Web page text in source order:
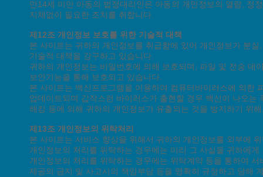
만14세 미만 아동의 법정대리인은 아동의 개인정보의 열람, 정
지체없이 필요한 조치를 취합니다.
제12조 개인정보 보호를 위한 기술적 대책
본 사이트는 귀하의 개인정보를 취급함에 있어 개인정보가 분
기술적 대책을 강구하고 있습니다.
귀하의 개인정보는 비밀번호에 의해 보호되며, 파일 및 전송
보안기능을 통해 보호되고 있습니다.
본 사이트는 백신프로그램을 이용하여 컴퓨터바이러스에 의한
업데이트되며 갑작스런 바이러스가 출현할 경우 백신이 나오
해킹 등에 의해 귀하의 개인정보가 유출되는 것을 방지하기 위
제13조 개인정보의 위탁처리
본 사이트는 서비스 향상을 위해서 귀하의 개인정보를 외부에
개인정보의 처리를 위탁하는 경우에는 미리 그 사실을 귀하에게
개인정보의 처리를 위탁하는 경우에는 위탁계약 등을 통하여
제공의 금지 및 사고시의 책임부담 등을 명확히 규정하고 당해